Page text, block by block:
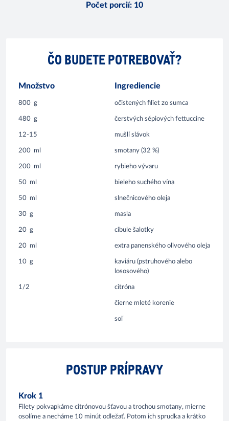
Počet porcií: 10
ČO BUDETE POTREBOVAŤ?
Množstvo Ingrediencie
800 g očistených filiet zo sumca
480 g čerstvých sépiových fettuccine
12-15 mušlí slávok
200 ml smotany (32 %)
200 ml rybieho vývaru
50 ml bieleho suchého vína
50 ml slnečnicového oleja
30 g masla
20 g cibule šalotky
20 ml extra panenského olivového oleja
10 g
kaviáru (pstruhového alebo
lososového)
1/2 citróna
čierne mleté korenie
soľ
POSTUP PRÍPRAVY
Krok 1
Filety pokvapkáme citrónovou šťavou a trochou smotany, mierne
osolíme a necháme 10 minút odležať. Potom ich sprudka a krátko